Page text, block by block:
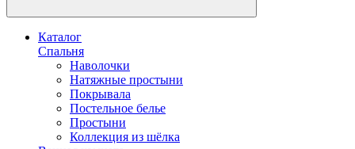
Каталог
Спальня
Наволочки
Натяжные простыни
Покрывала
Постельное белье
Простыни
Коллекция из шёлка